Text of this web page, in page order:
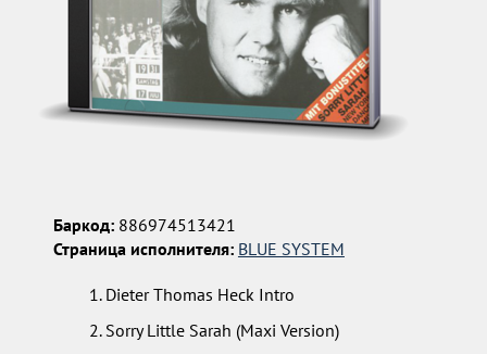
Баркод:886974513421
Страница исполнителя: BLUE SYSTEM
Dieter Thomas Heck Intro
Sorry Little Sarah (Maxi Version)